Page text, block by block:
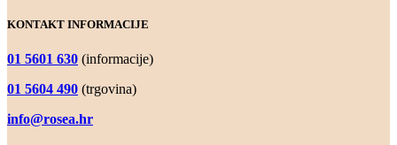
KONTAKT INFORMACIJE
01 5601 630 (informacije)
01 5604 490 (trgovina)
info@rosea.hr